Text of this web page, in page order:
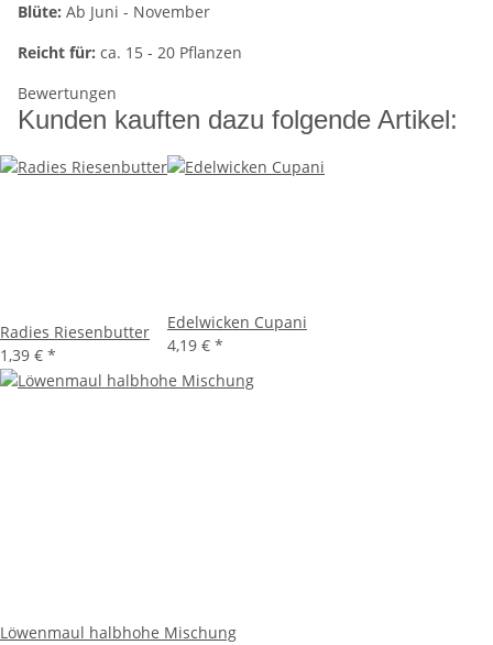
Blüte: Ab Juni - November
Reicht für: ca. 15 - 20 Pflanzen
Bewertungen
Kunden kauften dazu folgende Artikel:
Radies Riesenbutter
1,39 € *
Edelwicken Cupani
4,19 € *
Löwenmaul halbhohe Mischung